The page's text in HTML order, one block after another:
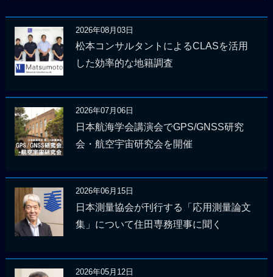
2026年08月03日
松本コンサルタントによるCLASを活用
した効率的な地籍調査
2026年07月06日
日本航海学会講演会でGPS/GNSS研究
会・航空宇宙研究会を開催
2026年06月15日
日本測量協会が刊行する「応用測量論文
集」について住田専務理事に聞く
2026年05月12日